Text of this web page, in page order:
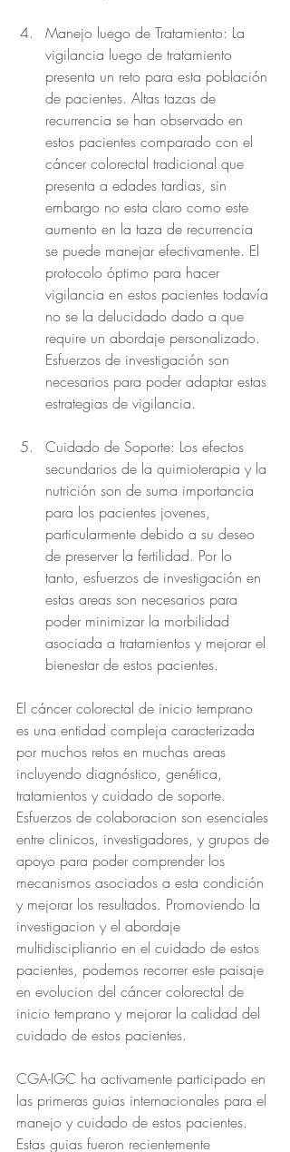
Manejo luego de Tratamiento: La
vigilancia luego de tratamiento
presenta un reto para esta población
de pacientes. Altas tazas de
recurrencia se han observado en
estos pacientes comparado con el
cáncer colorectal tradicional que
presenta a edades tardias, sin
embargo no esta claro como este
aumento en la taza de recurrencia
se puede manejar efectivamente. El
protocolo óptimo para hacer
vigilancia en estos pacientes todavía
no se la delucidado dado a que
require un abordaje personalizado.
Esfuerzos de investigación son
necesarios para poder adaptar estas
estrategias de vigilancia.
Cuidado de Soporte: Los efectos
secundarios de la quimioterapia y la
nutrición son de suma importancia
para los pacientes jovenes,
particularmente debido a su deseo
de preserver la fertilidad. Por lo
tanto, esfuerzos de investigación en
estas areas son necesarios para
poder minimizar la morbilidad
asociada a tratamientos y mejorar el
bienestar de estos pacientes.
El cáncer colorectal de inicio temprano
es una entidad compleja caracterizada
por muchos retos en muchas areas
incluyendo diagnóstico, genética,
tratamientos y cuidado de soporte.
Esfuerzos de colaboracion son esenciales
entre clinicos, investigadores, y grupos de
apoyo para poder comprender los
mecanismos asociados a esta condición
y mejorar los resultados. Promoviendo la
investigacion y el abordaje
multidisciplianrio en el cuidado de estos
pacientes, podemos recorrer este paisaje
en evolucion del cáncer colorectal de
inicio temprano y mejorar la calidad del
cuidado de estos pacientes.
CGA-IGC ha activamente participado en
las primeras guias internacionales para el
manejo y cuidado de estos pacientes.
Estas guias fueron recientemente